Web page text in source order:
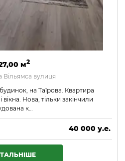
м2
Вільямса вулиця
на Таїрова. Квартира
Нова, тільки закінчили
к…
40 000 у.е.
1 720 000 ₴